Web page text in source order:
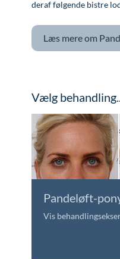
deraf følgende bistre
Læs mere om
Vælg
Pandeløft-
Vis